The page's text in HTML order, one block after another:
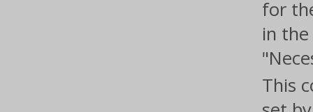
for
in
This